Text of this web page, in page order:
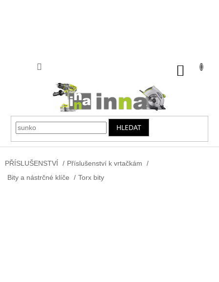
HLEDAT
PŘÍSLUŠENSTVÍ / Příslušenství k vrtačkám
/
Bity a nástrčné klíče
/ Torx bity